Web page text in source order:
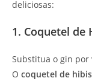
deliciosas:
1. Coquetel de
Substitua o gin por
O coquetel de